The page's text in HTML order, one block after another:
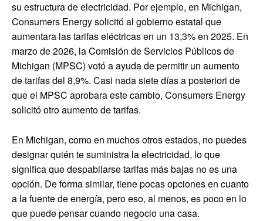
su estructura de electricidad. Por ejemplo, en Michigan,
Consumers Energy solicitó al gobierno estatal que
aumentara las tarifas eléctricas en un 13,3% en 2025. En
marzo de 2026, la Comisión de Servicios Públicos de
Michigan (MPSC) votó a ayuda de permitir un aumento
de tarifas del 8,9%. Casi nada siete días a posteriori de
que el MPSC aprobara este cambio, Consumers Energy
solicitó otro aumento de tarifas.
En Michigan, como en muchos otros estados, no puedes
designar quién te suministra la electricidad, lo que
significa que despabilarse tarifas más bajas no es una
opción. De forma similar, tiene pocas opciones en cuanto
a la fuente de energía, pero eso, al menos, es poco en lo
que puede pensar cuando negocio una casa.